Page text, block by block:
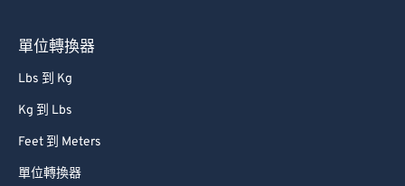
單位轉換器
Lbs 到 Kg
Kg 到 Lbs
Feet 到 Meters
單位轉換器